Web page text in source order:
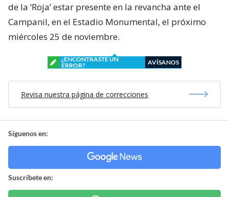
de la ‘Roja’ estar presente en la revancha ante el
Campanil, en el Estadio Monumental, el próximo
miércoles 25 de noviembre.
¿ENCONTRASTE UN
ERROR?
AVÍSANOS
Revisa nuestra página de correcciones
Síguenos en:
Suscríbete en: